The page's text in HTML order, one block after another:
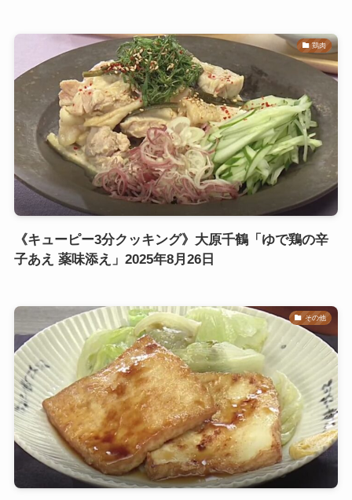
鶏肉
《キューピー3分クッキング》大原千鶴「ゆで鶏の辛
子あえ 薬味添え」2025年8月26日
その他